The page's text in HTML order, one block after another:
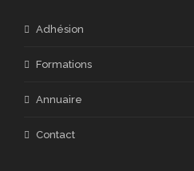
Adhésion
Formations
Annuaire
Contact